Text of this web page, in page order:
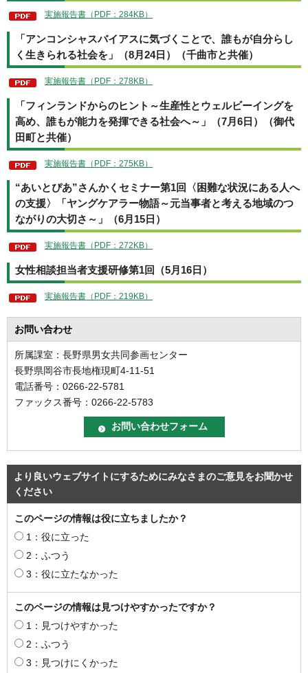
実施報告書（PDF：284KB）
「アンコンシャスバイアスに気づくことで、誰もが自分らし
く生きられる社会を」（8月24日）（千曲市と共催）
実施報告書（PDF：278KB）
「フィンランドからのヒント～生産性とウェルビーイングを
高め、誰もが能力を発揮できる社会へ～」（7月6日）（御代
田町と共催）
実施報告書（PDF：275KB）
“あいとぴあ”さんかくセミナー第1回〈困難な状況にある人へ
の支援〉「ヤングケアラー物語～元当事者と考える地域のつ
ながりの大切さ～」（6月15日）
実施報告書（PDF：272KB）
女性相談担当者支援研修第1回（5月16日）
実施報告書（PDF：219KB）
お問い合わせ
所属課室：長野県男女共同参画センター
長野県岡谷市長地権現町4-11-51
電話番号：0266-22-5781
ファックス番号：0266-22-5783
より良いウェブサイトにするためにみなさまのご意見をお聞かせ
ください
このページの情報は役に立ちましたか？
1：役に立った
2：ふつう
3：役に立たなかった
このページの情報は見つけやすかったですか？
1：見つけやすかった
2：ふつう
3：見つけにくかった